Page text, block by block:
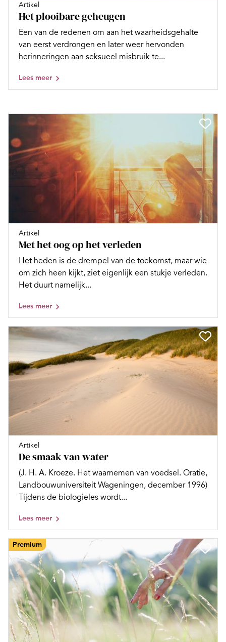
Artikel
Het plooibare geheugen
Een van de redenen om aan het waarheidsgehalte
van eerst verdrongen en later weer hervonden
herinneringen aan seksueel misbruik te...
Lees meer
Artikel
Met het oog op het verleden
Het heden is de drempel van de toekomst, maar wie
om zich heen kijkt, ziet eigenlijk een stukje verleden.
Het duurt namelijk...
Lees meer
Artikel
De smaak van water
(J. H. A. Kroeze. Het waarnemen van voedsel. Oratie,
Landbouwuniversiteit Wageningen, december 1996)
Tijdens de biologieles wordt...
Lees meer
Premium